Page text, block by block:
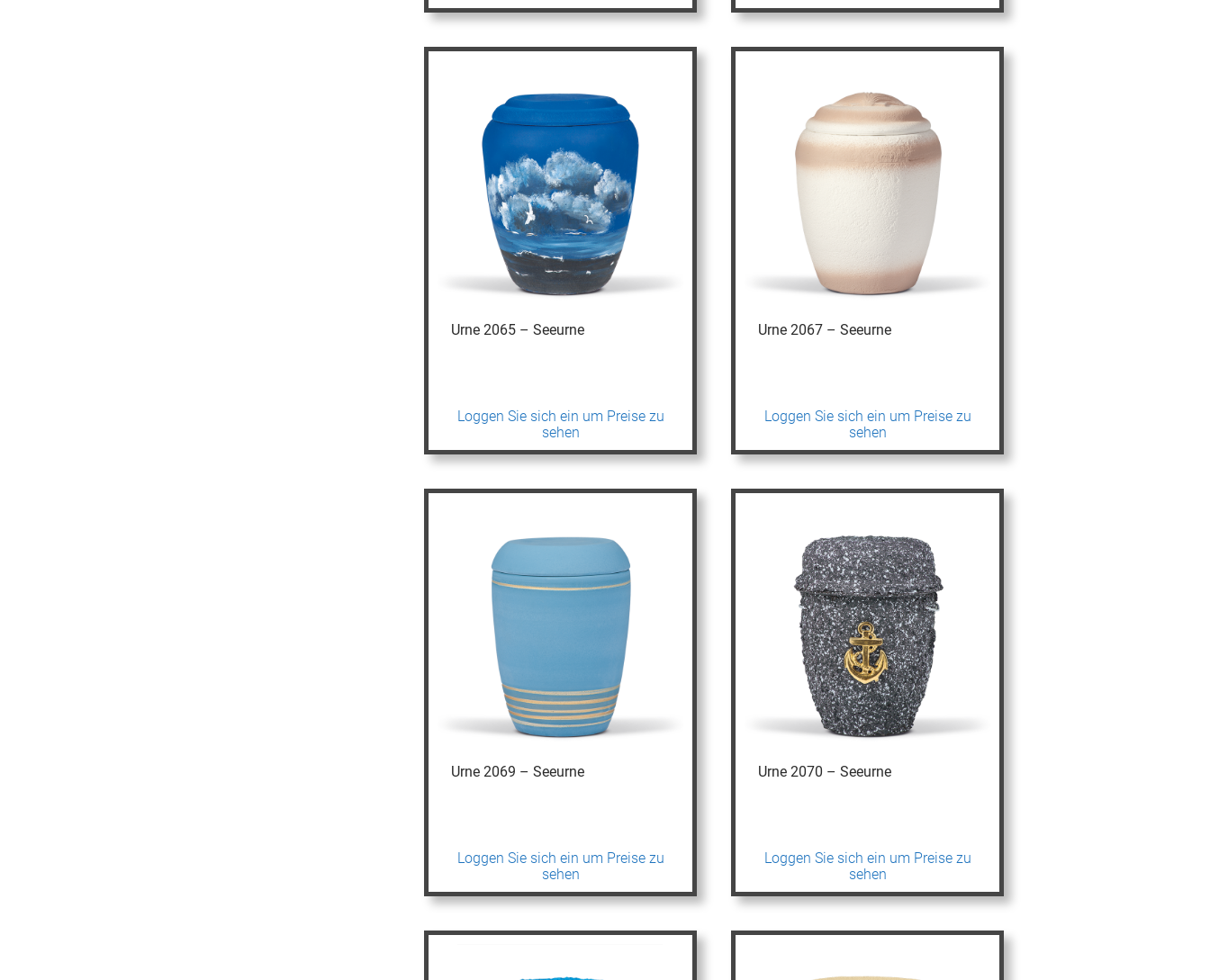
Urne 2065 – Seeurne
Loggen Sie sich ein um Preise zu
sehen
Urne 2067 – Seeurne
Loggen Sie sich ein um Preise zu
sehen
Urne 2069 – Seeurne
Loggen Sie sich ein um Preise zu
sehen
Urne 2070 – Seeurne
Loggen Sie sich ein um Preise zu
sehen